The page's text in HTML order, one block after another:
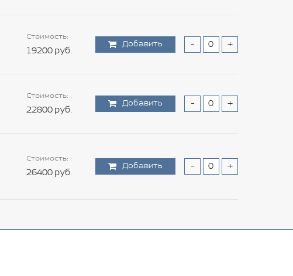
Стоимость:
19200 руб.
Добавить - +
Стоимость:
22800 руб.
Добавить - +
Стоимость:
26400 руб.
Добавить - +